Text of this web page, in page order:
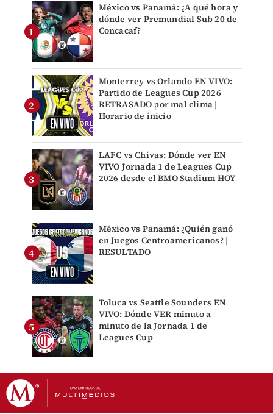
México vs Panamá: ¿A qué hora y
dónde ver Premundial Sub 20 de
Concacaf?
Monterrey vs Orlando EN VIVO:
Partido de Leagues Cup 2026
RETRASADO por mal clima |
Horario de inicio
LAFC vs Chivas: Dónde ver EN
VIVO Jornada 1 de Leagues Cup
2026 desde el BMO Stadium HOY
México vs Panamá: ¿Quién ganó
en Juegos Centroamericanos? |
RESULTADO
Toluca vs Seattle Sounders EN
VIVO: Dónde VER minuto a
minuto de la Jornada 1 de
Leagues Cup